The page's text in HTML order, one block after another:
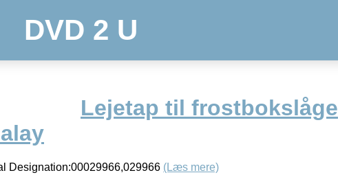
DVD 2 U
Lejetap til frostbokslåge
Designation:00029966,029966 (Læs mere)